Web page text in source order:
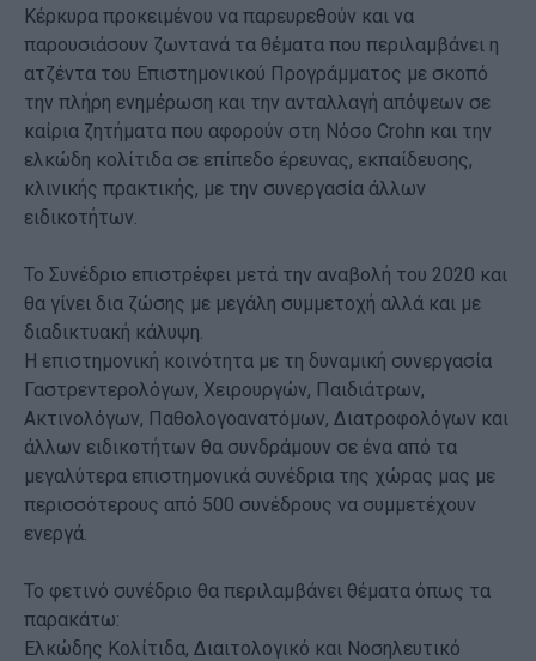
Κέρκυρα προκειμένου να παρευρεθούν και να
παρουσιάσουν ζωντανά τα θέματα που περιλαμβάνει η
ατζέντα του Επιστημονικού Προγράμματος με σκοπό
την πλήρη ενημέρωση και την ανταλλαγή απόψεων σε
καίρια ζητήματα που αφορούν στη Νόσο Crohn και την
ελκώδη κολίτιδα σε επίπεδο έρευνας, εκπαίδευσης,
κλινικής πρακτικής, με την συνεργασία άλλων
ειδικοτήτων.
Το Συνέδριο επιστρέφει μετά την αναβολή του 2020 και
θα γίνει δια ζώσης με μεγάλη συμμετοχή αλλά και με
διαδικτυακή κάλυψη.
Η επιστημονική κοινότητα με τη δυναμική συνεργασία
Γαστρεντερολόγων, Χειρουργών, Παιδιάτρων,
Ακτινολόγων, Παθολογοανατόμων, Διατροφολόγων και
άλλων ειδικοτήτων θα συνδράμουν σε ένα από τα
μεγαλύτερα επιστημονικά συνέδρια της χώρας μας με
περισσότερους από 500 συνέδρους να συμμετέχουν
ενεργά.
Το φετινό συνέδριο θα περιλαμβάνει θέματα όπως τα
παρακάτω:
Ελκώδης Κολίτιδα, Διαιτολογικό και Νοσηλευτικό